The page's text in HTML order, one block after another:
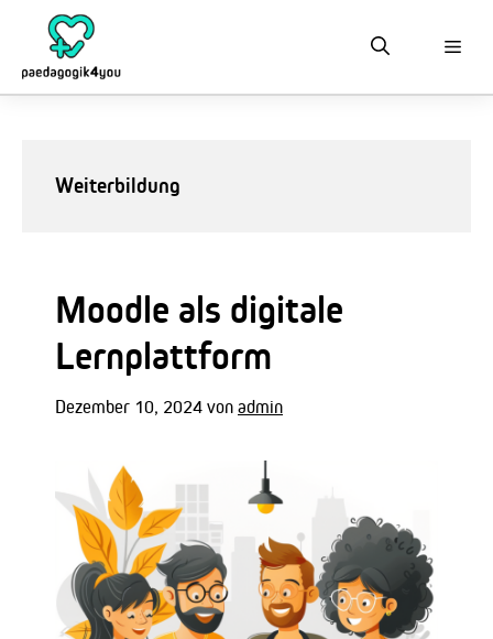
springen
Weiterbildung
Moodle als digitale
Lernplattform
Dezember 10, 2024 von admin